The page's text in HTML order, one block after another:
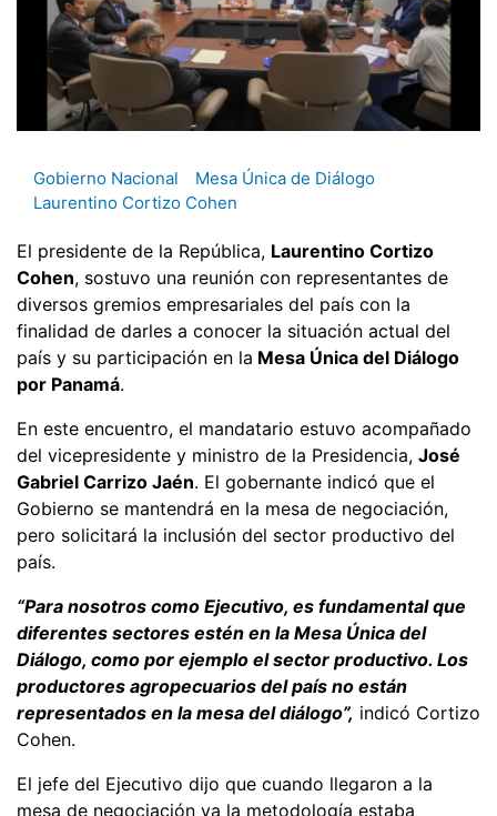
Gobierno Nacional
Mesa Única de Diálogo
Laurentino Cortizo Cohen
El presidente de la República, Laurentino Cortizo
Cohen, sostuvo una reunión con representantes de
diversos gremios empresariales del país con la
finalidad de darles a conocer la situación actual del
país y su participación en la Mesa Única del Diálogo
por Panamá.
En este encuentro, el mandatario estuvo acompañado
del vicepresidente y ministro de la Presidencia, José
Gabriel Carrizo Jaén. El gobernante indicó que el
Gobierno se mantendrá en la mesa de negociación,
pero solicitará la inclusión del sector productivo del
país.
“Para nosotros como Ejecutivo, es fundamental que
diferentes sectores estén en la Mesa Única del
Diálogo, como por ejemplo el sector productivo. Los
productores agropecuarios del país no están
representados en la mesa del diálogo”, indicó Cortizo
Cohen.
El jefe del Ejecutivo dijo que cuando llegaron a la
mesa de negociación ya la metodología estaba